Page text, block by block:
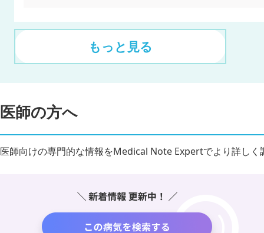
もっと見る
医師の方へ
医師向けの専門的な情報をMedical Note Expertでより詳しく